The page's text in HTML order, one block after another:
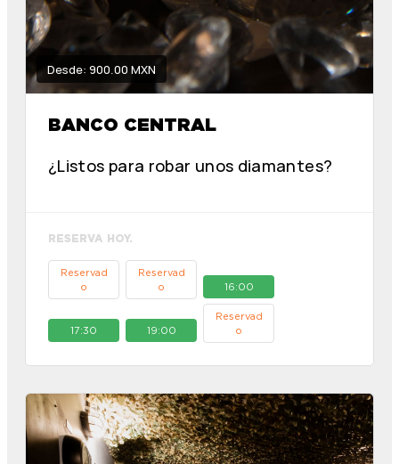
Desde: 900.00 MXN
BANCO CENTRAL
¿Listos para robar unos diamantes?
RESERVA HOY.
Reservad
o
Reservad
o
16:00
17:30 19:00
Reservad
o